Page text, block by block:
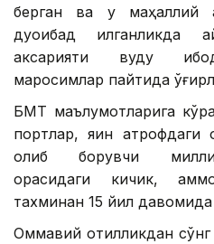
берган ва у маҳаллий
дуоибад қилганликда
аксарияти вуду
маросимлар пайтида
БМТ маълумотларига
портлар, яқин
олиб борувчи
орасидаги кичик,
тахминан 15 йил давомида
Оммавий қотилликдан